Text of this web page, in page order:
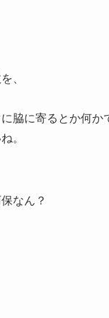
、
脇に寄るとか何か
。
なん？